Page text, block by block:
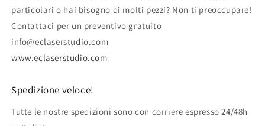
particolari o hai bisogno di molti pezzi? Non ti preoccupare!
Contattaci per un preventivo gratuito
info@eclaserstudio.com
www.eclaserstudio.com
Spedizione veloce!
Tutte le nostre spedizioni sono con corriere espresso 24/48h